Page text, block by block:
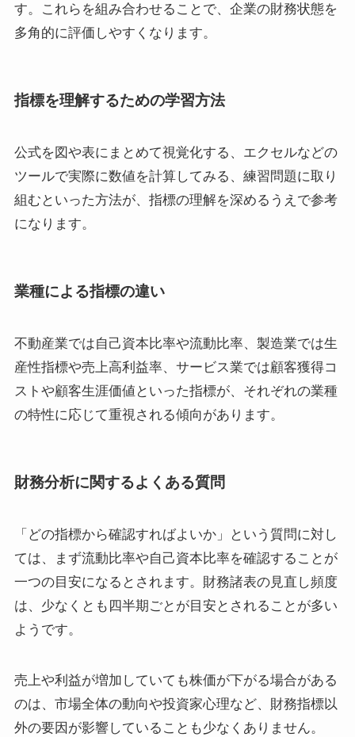
す。これらを組み合わせることで、企業の財務状態を
多角的に評価しやすくなります。
指標を理解するための学習方法
公式を図や表にまとめて視覚化する、エクセルなどの
ツールで実際に数値を計算してみる、練習問題に取り
組むといった方法が、指標の理解を深めるうえで参考
になります。
業種による指標の違い
不動産業では自己資本比率や流動比率、製造業では生
産性指標や売上高利益率、サービス業では顧客獲得コ
ストや顧客生涯価値といった指標が、それぞれの業種
の特性に応じて重視される傾向があります。
財務分析に関するよくある質問
「どの指標から確認すればよいか」という質問に対し
ては、まず流動比率や自己資本比率を確認することが
一つの目安になるとされます。財務諸表の見直し頻度
は、少なくとも四半期ごとが目安とされることが多い
ようです。
売上や利益が増加していても株価が下がる場合がある
のは、市場全体の動向や投資家心理など、財務指標以
外の要因が影響していることも少なくありません。